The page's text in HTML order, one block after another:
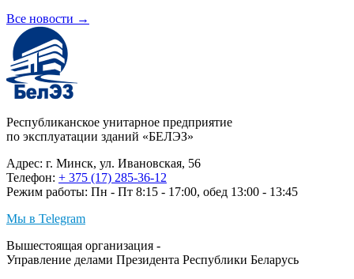
Все новости →
Республиканское унитарное предприятие
по эксплуатации зданий «БЕЛЭЗ»
Адрес: г. Минск, ул. Ивановская, 56
Телефон: + 375 (17) 285-36-12
Режим работы: Пн - Пт 8:15 - 17:00, обед 13:00 - 13:45
Мы в Telegram
Вышестоящая организация -
Управление делами Президента Республики Беларусь